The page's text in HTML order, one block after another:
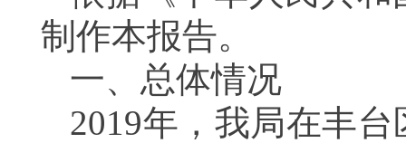
制作本报告。
一、总体情况
2019年，我局在丰